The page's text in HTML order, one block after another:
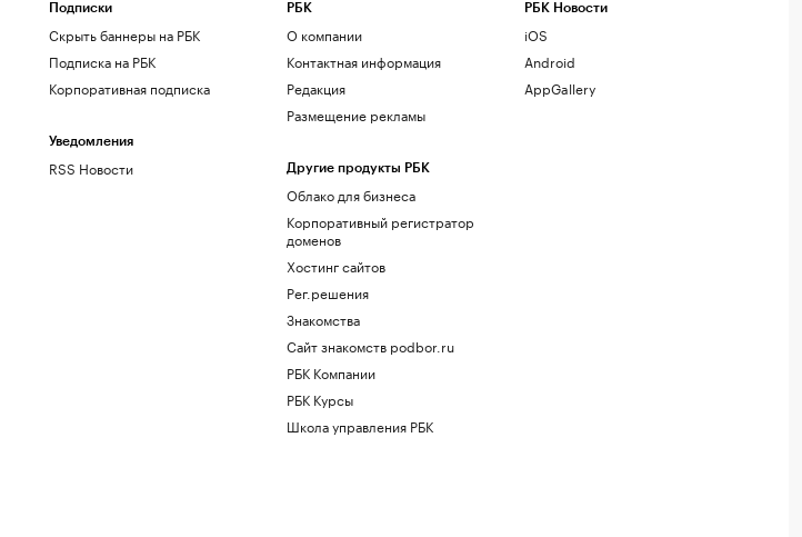
Подписки
Скрыть баннеры на РБК
Подписка на РБК
Корпоративная подписка
Уведомления
RSS Новости
РБК
О компании
Контактная информация
Редакция
Размещение рекламы
Другие продукты РБК
Облако для бизнеса
Корпоративный регистратор
доменов
Хостинг сайтов
Рег.решения
Знакомства
Сайт знакомств podbor.ru
РБК Компании
РБК Курсы
Школа управления РБК
РБК Новости
iOS
Android
AppGallery